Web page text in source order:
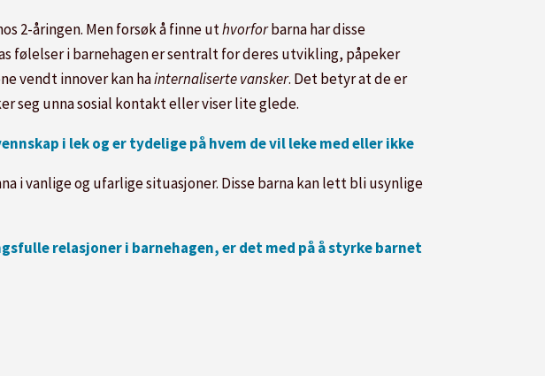
2-åringen. Men forsøk å finne uthvorforbarna har disse
følelser i barnehagen er sentralt for deres utvikling, påpeker
vendt innover kan hainternaliserte vansker. Det betyr at de er
seg unna sosial kontakt eller viser lite glede.
i lek og er tydelige på hvem de vil leke med eller ikke
i vanlige og ufarlige situasjoner. Disse barna kan lett bli usynlige
relasjoner i barnehagen, er det med på å styrke barnet